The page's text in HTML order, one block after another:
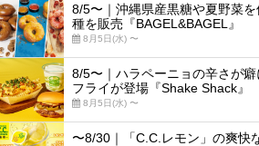
8/5〜｜沖縄県産黒糖や夏野菜
種を販売『BAGEL&BAGEL』
8月5日(水) 〜
8/5〜｜ハラペーニョの辛さが
フライが登場『Shake Shack』
8月5日(水) 〜
〜8/30｜「C.C.レモン」の爽快